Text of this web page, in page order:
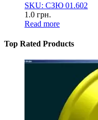
SKU: СЗЮ 01.602
1.0 грн.
Read more
Top Rated Products